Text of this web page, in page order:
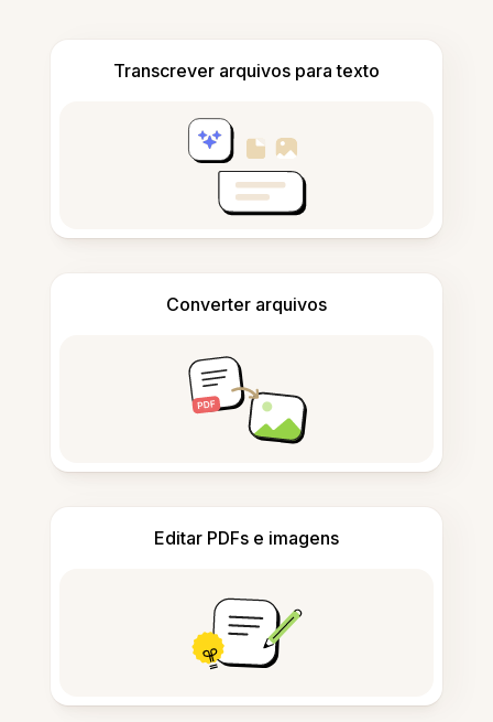
Transcrever arquivos para texto
Converter arquivos
Editar PDFs e imagens